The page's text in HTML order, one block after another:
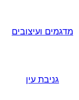
מדגמים ועיצובים
גניבת עין